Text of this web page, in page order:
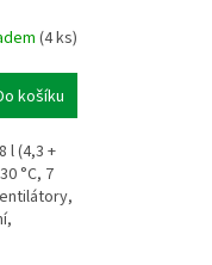
(4 ks)
košíku
l (4,3 +
°C, 7